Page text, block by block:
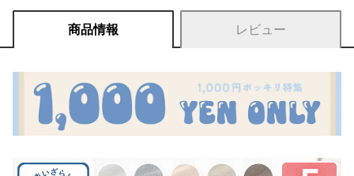
商品情報 レビュー